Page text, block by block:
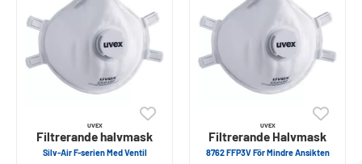
UVEX
Filtrerande halvmask
Silv-Air F-serien Med Ventil
UVEX
Filtrerande Halvmask
8762 FFP3V För Mindre Ansikten